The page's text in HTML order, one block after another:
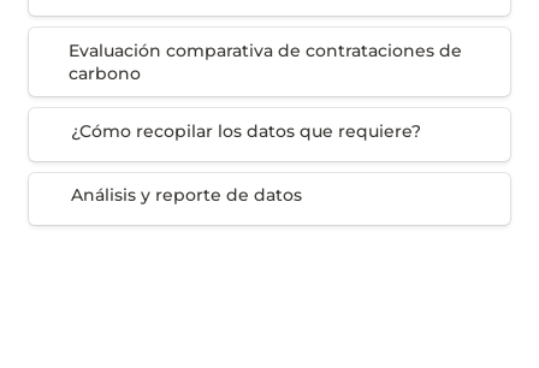
Evaluación comparativa de contrataciones de
carbono
Evaluación comparativa de contrataciones de
carbono
¿Cómo recopilar los datos que requiere?
¿Cómo recopilar los datos que requiere?
Análisis y reporte de datos
Análisis y reporte de datos